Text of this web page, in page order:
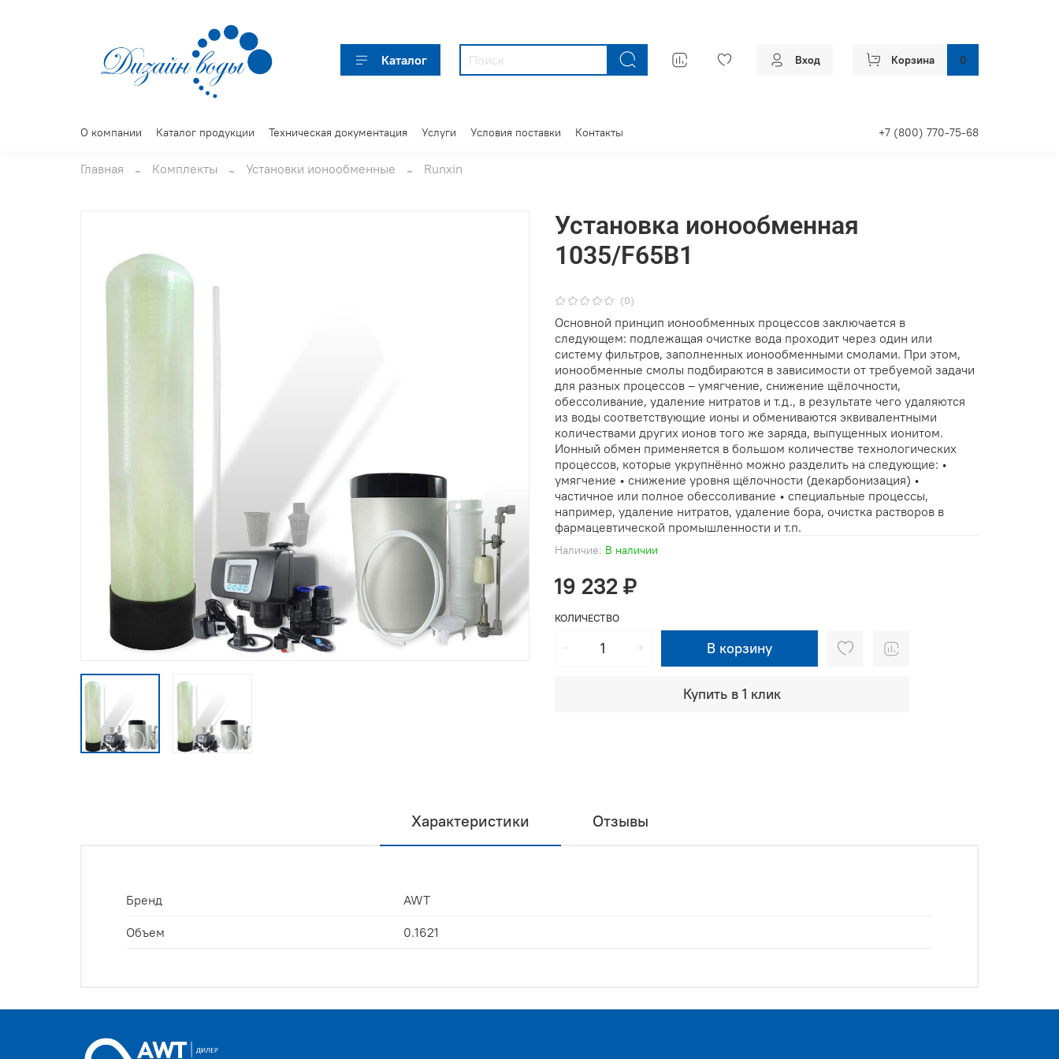
Каталог Вход Корзина 0
О компании Каталог продукции Техническая документация Услуги Условия поставки Контакты +7 (800) 770-75-68
Главная Комплекты Установки ионообменные Runxin
(0)
Наличие: В наличии
Установка ионообменная
1035/F65B1
19 232 ₽
КОЛИЧЕСТВО
В корзину
Купить в 1 клик
Основной принцип ионообменных процессов заключается в
следующем: подлежащая очистке вода проходит через один или
систему фильтров, заполненных ионообменными смолами. При этом,
ионообменные смолы подбираются в зависимости от требуемой задачи
для разных процессов – умягчение, снижение щёлочности,
обессоливание, удаление нитратов и т.д., в результате чего удаляются
из воды соответствующие ионы и обмениваются эквивалентными
количествами других ионов того же заряда, выпущенных ионитом.
Ионный обмен применяется в большом количестве технологических
процессов, которые укрупнённо можно разделить на следующие: •
умягчение • снижение уровня щёлочности (декарбонизация) •
частичное или полное обессоливание • специальные процессы,
например, удаление нитратов, удаление бора, очистка растворов в
фармацевтической промышленности и т.п.
Характеристики Отзывы
Бренд AWT
Объем 0.1621